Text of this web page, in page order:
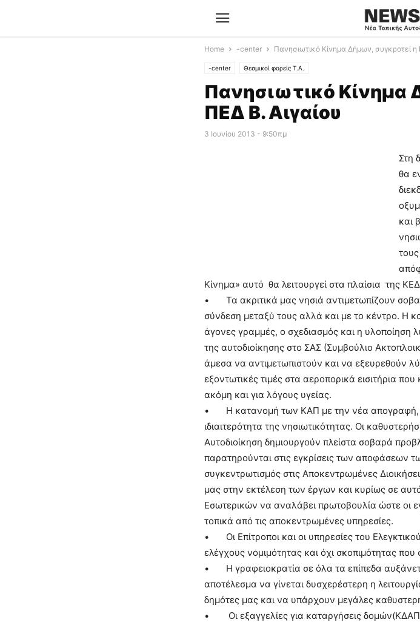
Home -center Πανησιωτικό Κίνημα Δήμων, συγκροτεί η
-center Θεσμικοί φορείς Τ.Α.
Πανησιωτικό Κίνημα
ΠΕΔ Β. Αιγαίου
3 Ιουνίου 2013 - 9:50πμ
Στη
θα
και
Κίνημα» αυτό θα λειτουργεί στα πλαίσια της
• Τα ακριτικά μας νησιά αντιμετωπίζουν
σύνδεση μεταξύ τους αλλά και με το κέντρο. Η
άγονες γραμμές, ο σχεδιασμός και η υλοποίηση
της αυτοδιοίκησης στο ΣΑΣ (Συμβούλιο
άμεσα να αντιμετωπιστούν και να εξευρεθούν
εξοντωτικές τιμές στα αεροπορικά εισιτήρια
ακόμη και για λόγους υγείας.
• Η κατανομή των ΚΑΠ με την νέα απογραφή,
ιδιαιτερότητα της νησιωτικότητας. Οι
Αυτοδιοίκηση δημιουργούν πλείστα σοβαρά
παρατηρούνται στις εγκρίσεις των αποφάσεων
συγκεντρωτισμός στις Αποκεντρωμένες
μας στην εκτέλεση των έργων και κυρίως σε
Εσωτερικών να αναλάβει πρωτοβουλία ώστε οι
τοπικά από τις αποκεντρωμένες υπηρεσίες.
• Οι Επίτροποι και οι υπηρεσίες του
ελέγχους νομιμότητας και όχι σκοπιμότητας
• Η γραφειοκρατία σε όλα τα επίπεδα
αποτέλεσμα να γίνεται δυσχερέστερη η
δημότες μας και να υπάρχουν μεγάλες
• Οι εξαγγελίες για καταργήσεις